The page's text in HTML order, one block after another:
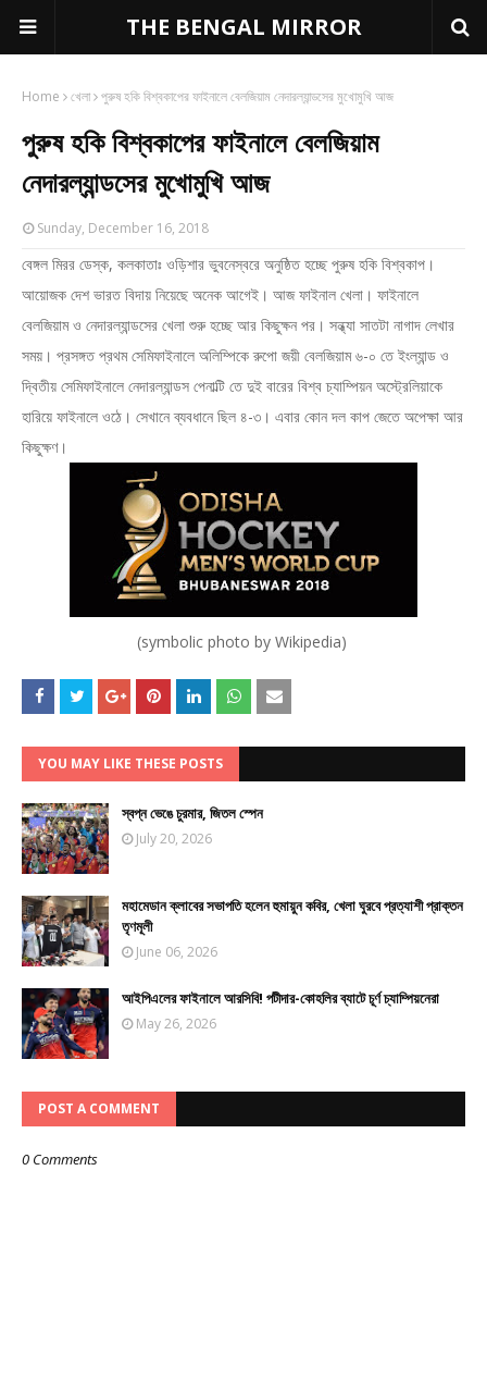
THE BENGAL MIRROR
Home খেলা পুরুষ হকি বিশ্বকাপের ফাইনালে বেলজিয়াম নেদারল্যান্ডসের মুখোমুখি আজ
পুরুষ হকি বিশ্বকাপের ফাইনালে বেলজিয়াম
নেদারল্যান্ডসের মুখোমুখি আজ
Sunday, December 16, 2018
বেঙ্গল মিরর ডেস্ক, কলকাতাঃ ওড়িশার ভুবনেস্বরে অনুষ্ঠিত হচ্ছে পুরুষ হকি বিশ্বকাপ।
আয়োজক দেশ ভারত বিদায় নিয়েছে অনেক আগেই। আজ ফাইনাল খেলা। ফাইনালে
বেলজিয়াম ও নেদারল্যান্ডসের খেলা শুরু হচ্ছে আর কিছুক্ষন পর। সন্ধ্যা সাতটা নাগাদ লেখার
সময়। প্রসঙ্গত প্রথম সেমিফাইনালে অলিম্পিকে রুপো জয়ী বেলজিয়াম ৬-০ তে ইংল্যান্ড ও
দ্বিতীয় সেমিফাইনালে নেদারল্যান্ডস পেনাল্টি তে দুই বারের বিশ্ব চ্যাম্পিয়ন অস্ট্রেলিয়াকে
হারিয়ে ফাইনালে ওঠে। সেখানে ব্যবধানে ছিল ৪-৩। এবার কোন দল কাপ জেতে অপেক্ষা আর
কিছুক্ষণ।
(symbolic photo by Wikipedia)
YOU MAY LIKE THESE POSTS
স্বপ্ন ভেঙে চুরমার, জিতল স্পেন
July 20, 2026
মহামেডান ক্লাবের সভাপতি হলেন হুমায়ুন কবির, খেলা ঘুরবে প্রত্যাশী প্রাক্তন
তৃণমূলী
June 06, 2026
আইপিএলের ফাইনালে আরসিবি! পটীদার-কোহলির ব্যাটে চূর্ণ চ্যাম্পিয়নেরা
May 26, 2026
POST A COMMENT
0 Comments